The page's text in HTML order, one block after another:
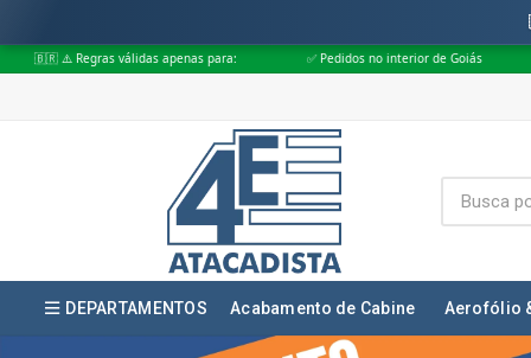
para: ✅ Pedidos no interior de Goiás ✅ Pedidos aprovados
DEPARTAMENTOS Acabamento de Cabine Aerofólio